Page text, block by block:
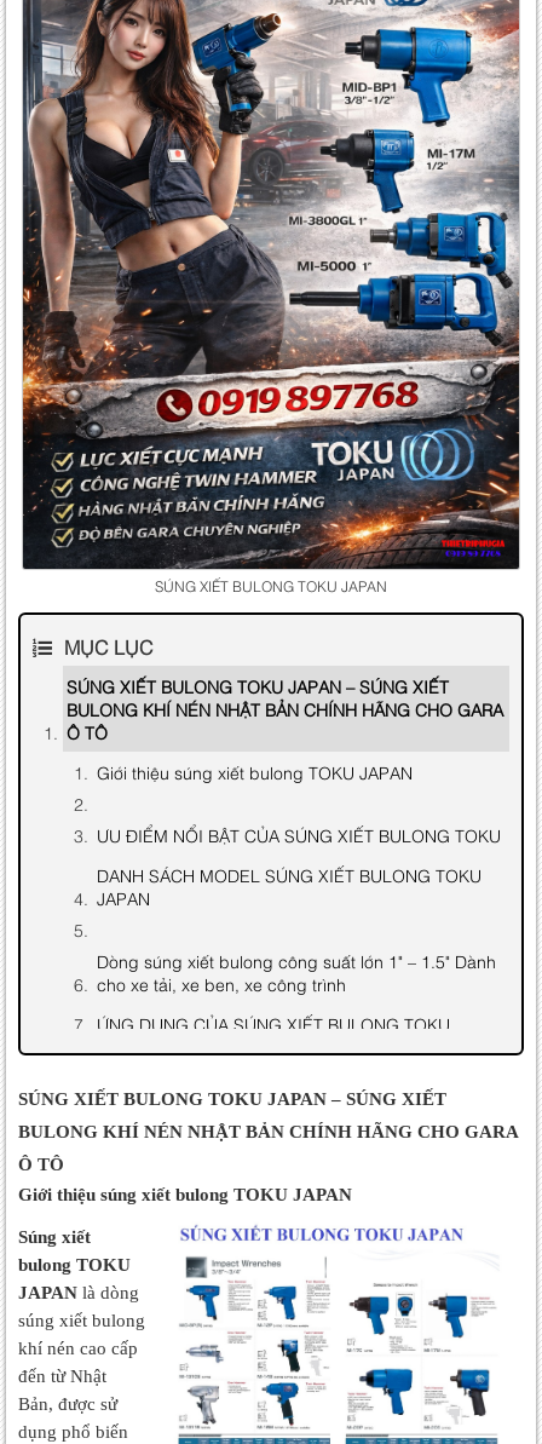
SÚNG XIẾT BULONG TOKU JAPAN
MỤC LỤC
SÚNG XIẾT BULONG TOKU JAPAN – SÚNG XIẾT
BULONG KHÍ NÉN NHẬT BẢN CHÍNH HÃNG CHO GARA
Ô TÔ
Giới thiệu súng xiết bulong TOKU JAPAN
ƯU ĐIỂM NỔI BẬT CỦA SÚNG XIẾT BULONG TOKU
DANH SÁCH MODEL SÚNG XIẾT BULONG TOKU
JAPAN
Dòng súng xiết bulong công suất lớn 1" – 1.5" Dành
cho xe tải, xe ben, xe công trình
ỨNG DỤNG CỦA SÚNG XIẾT BULONG TOKU
TẠI SAO GARA NÊN CHỌN SÚNG XIẾT
LIÊN HỆ TƯ VẤN MUA HÀNG
SÚNG XIẾT BULONG TOKU JAPAN – SÚNG XIẾT
BULONG KHÍ NÉN NHẬT BẢN CHÍNH HÃNG CHO GARA
Ô TÔ
Giới thiệu súng xiết bulong TOKU JAPAN
Súng xiết
bulong TOKU
JAPAN là dòng
súng xiết bulong
khí nén cao cấp
đến từ Nhật
Bản, được sử
dụng phổ biến